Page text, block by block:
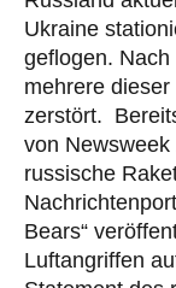
Ukraine
geflogen.
mehrere
zerstört.
von Newsweek
russische
Bears“
Luftangriffen